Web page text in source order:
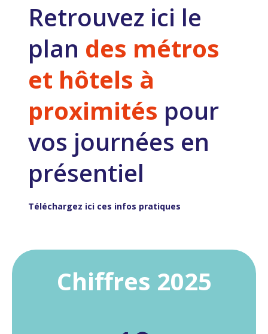
Retrouvez ici le
plan des métros
et hôtels à
proximités pour
vos journées en
présentiel
Téléchargez ici ces infos pratiques
Chiffres 2025